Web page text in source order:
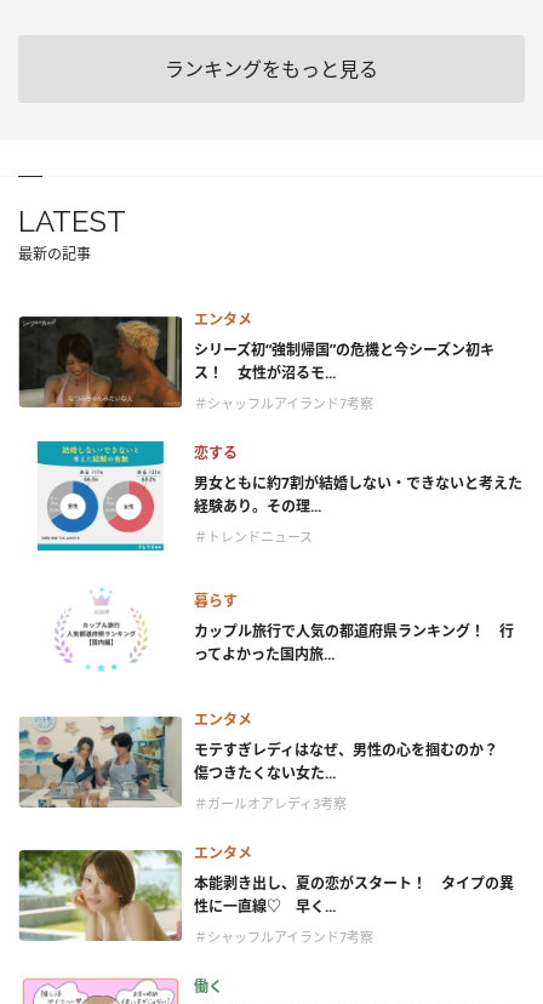
ランキングをもっと見る
LATEST
最新の記事
エンタメ
シリーズ初“強制帰国”の危機と今シーズン初キ
ス！ 女性が沼るモ...
＃シャッフルアイランド7考察
恋する
男女ともに約7割が結婚しない・できないと考えた
経験あり。その理...
＃トレンドニュース
暮らす
カップル旅行で人気の都道府県ランキング！ 行
ってよかった国内旅...
エンタメ
モテすぎレディはなぜ、男性の心を掴むのか？
傷つきたくない女た...
＃ガールオアレディ3考察
エンタメ
本能剥き出し、夏の恋がスタート！ タイプの異
性に一直線♡ 早く...
＃シャッフルアイランド7考察
働く